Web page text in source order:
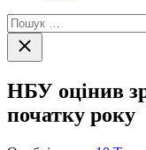
Пошук:
Закрити
пошук
НБУ оцінив
початку року